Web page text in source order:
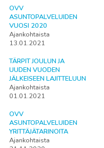
OVV
ASUNTOPALVELUIDEN
VUOSI 2020
Ajankohtaista
13.01.2021
TÄRPIT JOULUN JA
UUDEN VUODEN
JÄLKEISEEN LAJITTELUUN
Ajankohtaista
01.01.2021
OVV
ASUNTOPALVELUIDEN
YRITTÄJÄTARINOITA
Ajankohtaista